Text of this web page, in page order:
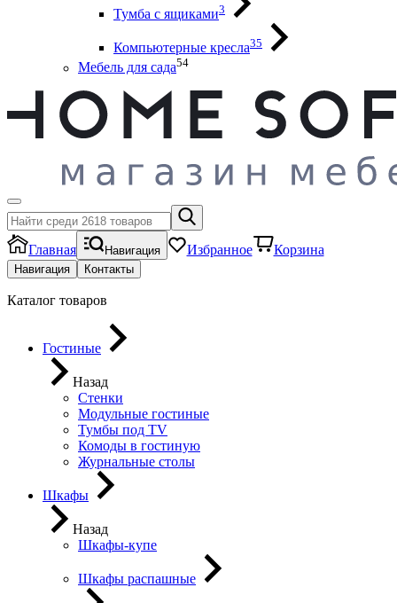
Тумба с ящиками3
Компьютерные кресла35
Мебель для сада54
Главная Навигация Избранное Корзина
Навигация Контакты
Каталог товаров
Гостиные
Назад
Стенки
Модульные гостиные
Тумбы под ТV
Комоды в гостиную
Журнальные столы
Шкафы
Назад
Шкафы-купе
Шкафы распашные